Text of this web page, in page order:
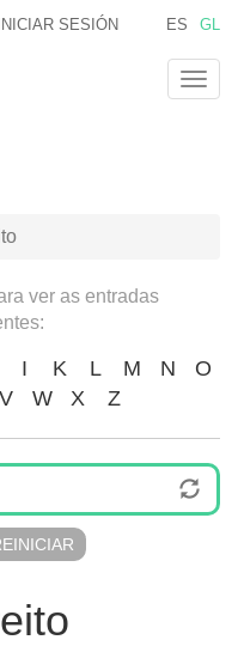
ES GL
INICIAR SESIÓN
ver as entradas
I K L M N
O
V W X Z